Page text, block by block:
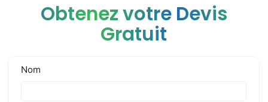
Obtenez votre Devis
Gratuit